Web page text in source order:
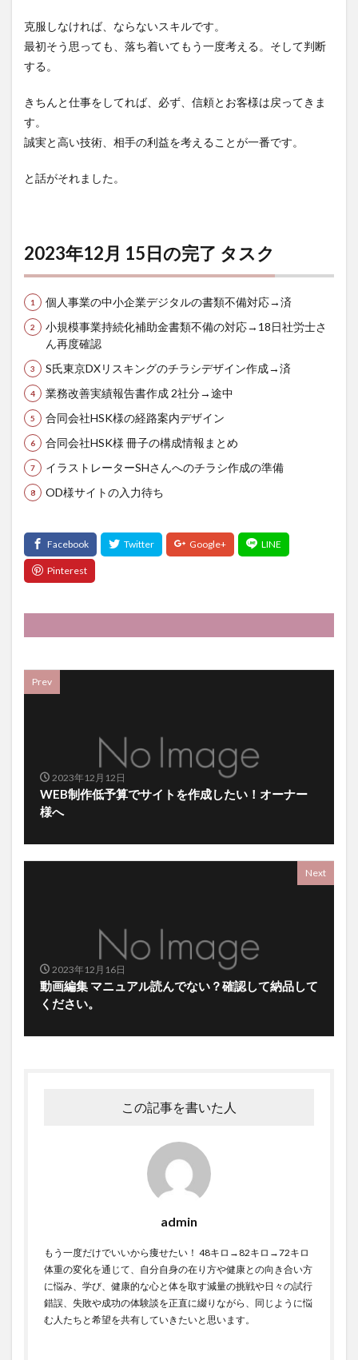
克服しなければ、ならないスキルです。
最初そう思っても、落ち着いてもう一度考える。そして判断
する。
きちんと仕事をしてれば、必ず、信頼とお客様は戻ってきま
す。
誠実と高い技術、相手の利益を考えることが一番です。
と話がそれました。
2023年12月 15日の完了 タスク
個人事業の中小企業デジタルの書類不備対応→済
小規模事業持続化補助金書類不備の対応→18日社労士さ
ん再度確認
S氏東京DXリスキングのチラシデザイン作成→済
業務改善実績報告書作成 2社分→途中
合同会社HSK様の経路案内デザイン
合同会社HSK様 冊子の構成情報まとめ
イラストレーターSHさんへのチラシ作成の準備
OD様サイトの入力待ち
Prev
2023年12月12日
WEB制作低予算でサイトを作成したい！オーナー
様へ
Next
2023年12月16日
動画編集 マニュアル読んでない？確認して納品して
ください。
この記事を書いた人
admin
もう一度だけでいいから痩せたい！ 48キロ→82キロ→72キロ
体重の変化を通じて、自分自身の在り方や健康との向き合い方
に悩み、学び、健康的な心と体を取す減量の挑戦や日々の試行
錯誤、失敗や成功の体験談を正直に綴りながら、同じように悩
む人たちと希望を共有していきたいと思います。